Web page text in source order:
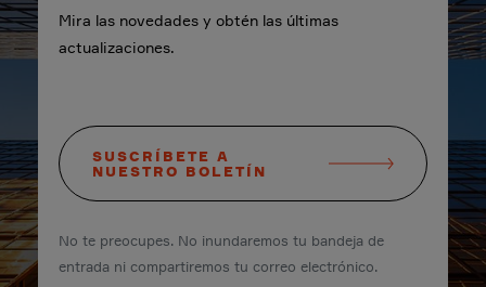
Mira las novedades y obtén las últimas
actualizaciones.
SUSCRÍBETE A
NUESTRO BOLETÍN
No te preocupes. No inundaremos tu bandeja de
entrada ni compartiremos tu correo electrónico.